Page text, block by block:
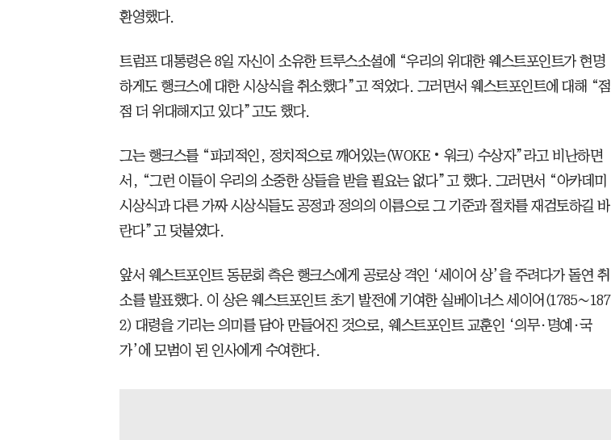
환영했다.
트럼프 대통령은 8일 자신이 소유한 트루스소셜에 “우리의 위대한 웨스트포인트가 현명
하게도 행크스에 대한 시상식을 취소했다”고 적었다. 그러면서 웨스트포인트에 대해 “점
점 더 위대해지고 있다”고도 했다.
그는 행크스를 “파괴적인, 정치적으로 깨어있는(WOKE‧워크) 수상자”라고 비난하면
서, “그런 이들이 우리의 소중한 상들을 받을 필요는 없다”고 했다. 그러면서 “아카데미
시상식과 다른 가짜 시상식들도 공정과 정의의 이름으로 그 기준과 절차를 재검토하길 바
란다”고 덧붙였다.
앞서 웨스트포인트 동문회 측은 행크스에게 공로상 격인 ‘세이어 상’을 주려다가 돌연 취
소를 발표했다. 이 상은 웨스트포인트 초기 발전에 기여한 실베이너스 세이어(1785∼187
2) 대령을 기리는 의미를 담아 만들어진 것으로, 웨스트포인트 교훈인 ‘의무·명예·국
가’에 모범이 된 인사에게 수여한다.